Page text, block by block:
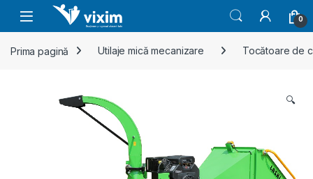
Skip to navigation
Skip to content
0
Prima pagină Utilaje mică mecanizare Tocătoare de
🔍